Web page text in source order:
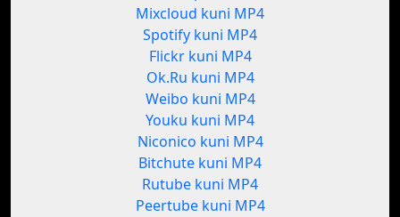
Mixcloud kuni MP4
Spotify kuni MP4
Flickr kuni MP4
Ok.Ru kuni MP4
Weibo kuni MP4
Youku kuni MP4
Niconico kuni MP4
Bitchute kuni MP4
Rutube kuni MP4
Peertube kuni MP4